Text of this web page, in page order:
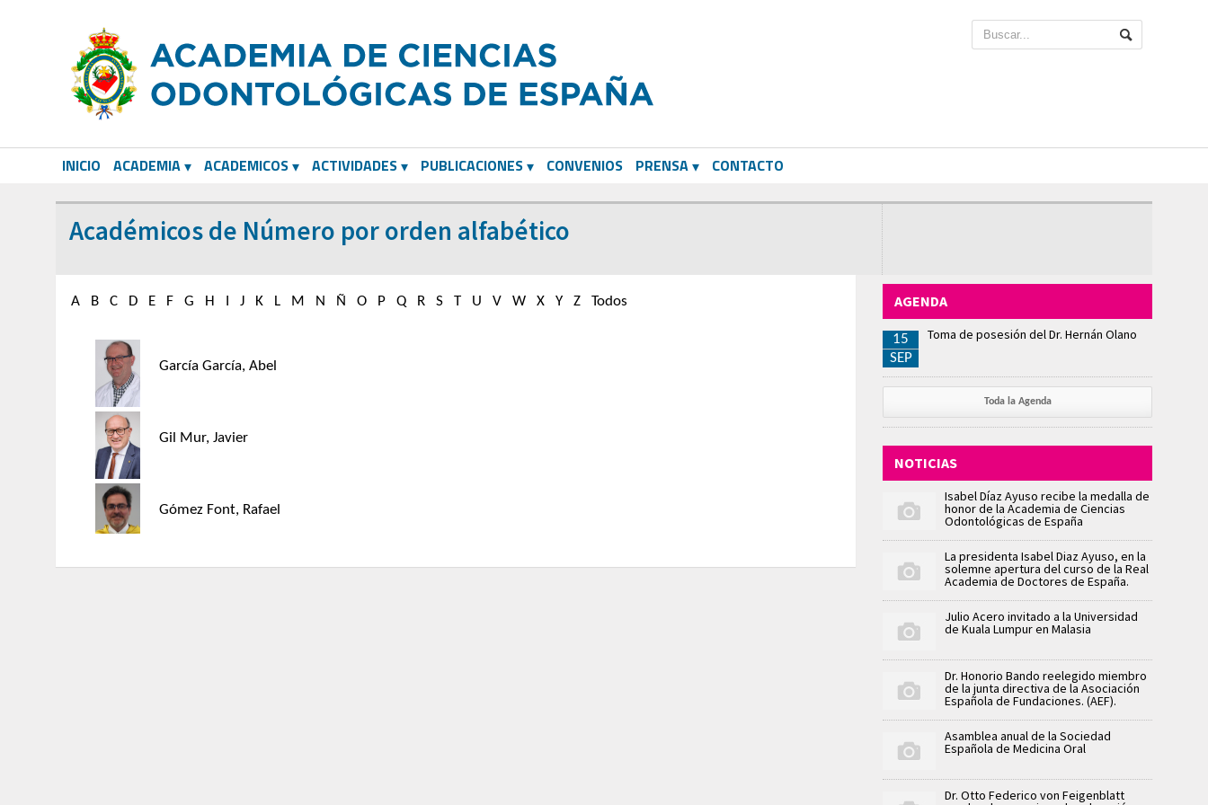
INICIO ACADEMIA ACADEMICOS ACTIVIDADES PUBLICACIONES CONVENIOS PRENSA CONTACTO
Académicos de Número por orden alfabético
A B C D E F G H J K L M N Ñ O P Q R S T U V W X Y Z Todos
García García, Abel
Gil Mur, Javier
Gómez Font, Rafael
AGENDA
15
SEP
Toma de posesión del Dr. Hernán Olano
Toda la Agenda
NOTICIAS
Isabel Díaz Ayuso recibe la medalla de
honor de la Academia de Ciencias
Odontológicas de España
La presidenta Isabel Diaz Ayuso, en la
solemne apertura del curso de la Real
Academia de Doctores de España.
Julio Acero invitado a la Universidad
de Kuala Lumpur en Malasia
Dr. Honorio Bando reelegido miembro
de la junta directiva de la Asociación
Española de Fundaciones. (AEF).
Asamblea anual de la Sociedad
Española de Medicina Oral
Dr. Otto Federico von Feigenblatt